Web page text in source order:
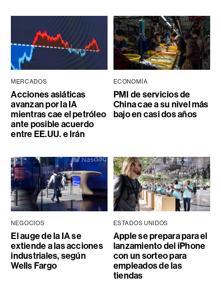
MERCADOS
Acciones asiáticas
avanzan por la IA
mientras cae el petróleo
ante posible acuerdo
entre EE.UU. e Irán
ECONOMÍA
PMI de servicios de
China cae a su nivel más
bajo en casi dos años
NEGOCIOS
El auge de la IA se
extiende a las acciones
industriales, según
Wells Fargo
ESTADOS UNIDOS
Apple se prepara para el
lanzamiento del iPhone
con un sorteo para
empleados de las
tiendas